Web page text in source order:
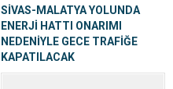
SİVAS-MALATYA YOLUNDA
ENERJİ HATTI ONARIMI
NEDENİYLE GECE TRAFİĞE
KAPATILACAK
Sivas Valiliği, Karayolları 16. Bölge